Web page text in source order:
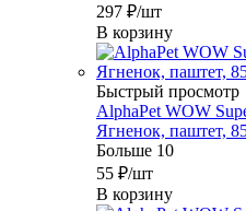
297 ₽/шт
В корзину
Быстрый просмотр
AlphaPet WOW
Ягненок, паштет,
Больше 10
55 ₽/шт
В корзину